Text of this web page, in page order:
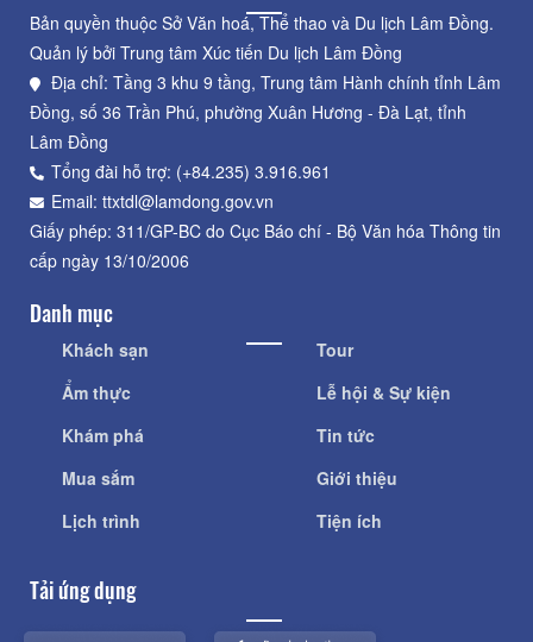
Bản quyền thuộc Sở Văn hoá, Thể thao và Du lịch Lâm Đồng.
Quản lý bởi Trung tâm Xúc tiến Du lịch Lâm Đồng
Địa chỉ: Tầng 3 khu 9 tầng, Trung tâm Hành chính tỉnh Lâm
Đồng, số 36 Trần Phú, phường Xuân Hương - Đà Lạt, tỉnh
Lâm Đồng
Tổng đài hỗ trợ: (+84.235) 3.916.961
Email: ttxtdl@lamdong.gov.vn
Giấy phép: 311/GP-BC do Cục Báo chí - Bộ Văn hóa Thông tin
cấp ngày 13/10/2006
Danh mục
Khách sạn
Ẩm thực
Khám phá
Mua sắm
Lịch trình
Tour
Lễ hội & Sự kiện
Tin tức
Giới thiệu
Tiện ích
Tải ứng dụng